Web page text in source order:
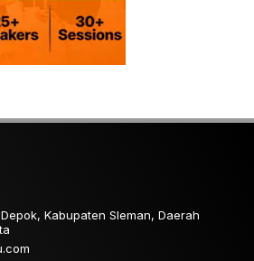
Kabupaten Sleman, Daerah